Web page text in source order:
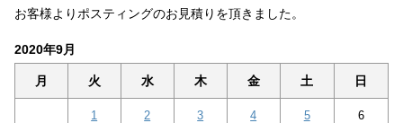
お客様よりポスティングのお見積りを頂きました。
2020年9月
月 火 水 木 金 土 日
1 2 3 4 5 6